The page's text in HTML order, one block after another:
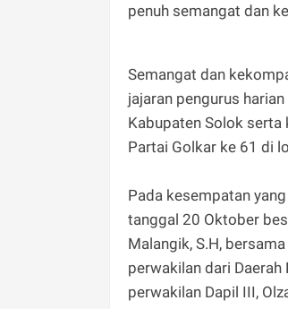
penuh semangat dan
Semangat dan
jajaran pengurus
Kabupaten Solok serta
Partai Golkar ke 61 di
Pada kesempatan
tanggal 20 Oktober
Malangik, S.H,
perwakilan dari Daerah
perwakilan Dapil III,